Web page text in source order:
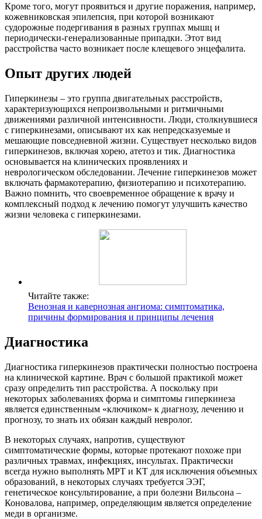
Кроме того, могут проявиться и другие поражения, например,
кожевниковская эпилепсия, при которой возникают
судорожные подергивания в разных группах мышц и
периодически-генерализованные припадки. Этот вид
расстройства часто возникает после клещевого энцефалита.
Опыт других людей
Гиперкинезы – это группа двигательных расстройств,
характеризующихся непроизвольными и ритмичными
движениями различной интенсивности. Люди, столкнувшиеся
с гиперкинезами, описывают их как непредсказуемые и
мешающие повседневной жизни. Существует несколько видов
гиперкинезов, включая хорею, атетоз и тик. Диагностика
основывается на клинических проявлениях и
неврологическом обследовании. Лечение гиперкинезов может
включать фармакотерапию, физиотерапию и психотерапию.
Важно помнить, что своевременное обращение к врачу и
комплексный подход к лечению помогут улучшить качество
жизни человека с гиперкинезами.
Читайте также:
Венозная и кавернозная ангиома: симптоматика,
причины формирования и принципы лечения
Диагностика
Диагностика гиперкинезов практически полностью построена
на клинической картине. Врач с большой практикой может
сразу определить тип расстройства. А поскольку при
некоторых заболеваниях форма и симптомы гиперкинеза
является единственным «ключиком» к диагнозу, лечению и
прогнозу, то знать их обязан каждый невролог.
В некоторых случаях, напротив, существуют
симптоматические формы, которые протекают похоже при
различных травмах, инфекциях, инсультах. Практически
всегда нужно выполнять МРТ и КТ для исключения объемных
образований, в некоторых случаях требуется ЭЭГ,
генетическое консультирование, а при болезни Вильсона –
Коновалова, например, определяющим является определение
меди в организме.